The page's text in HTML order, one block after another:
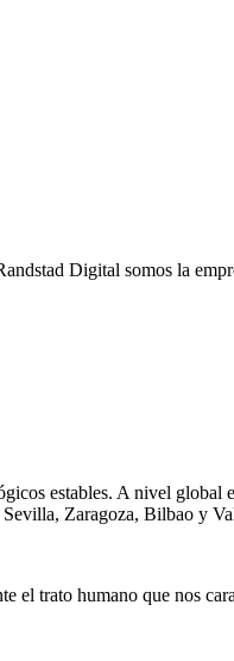
Digital somos la
estables. A nivel global
Zaragoza, Bilbao y
el trato humano que nos